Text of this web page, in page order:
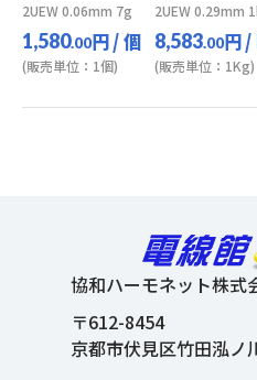
2UEW 0.06mm 7g
1,580.00円/ 個
(販売単位：1個)
2UEW 0.29mm
8,583.00円/
(販売単位：1Kg)
協和ハーモネット株式
〒612-8454
京都市伏見区竹田泓ノ